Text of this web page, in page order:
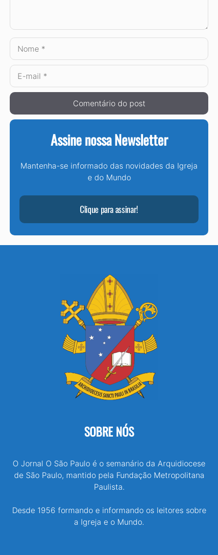
Nome
E-
mail
Assine nossa Newsletter
Mantenha-se informado das novidades da Igreja
e do Mundo
Clique para assinar!
SOBRE NÓS
O Jornal O São Paulo é o semanário da Arquidiocese
de São Paulo, mantido pela Fundação Metropolitana
Paulista.
Desde 1956 formando e informando os leitores sobre
a Igreja e o Mundo.